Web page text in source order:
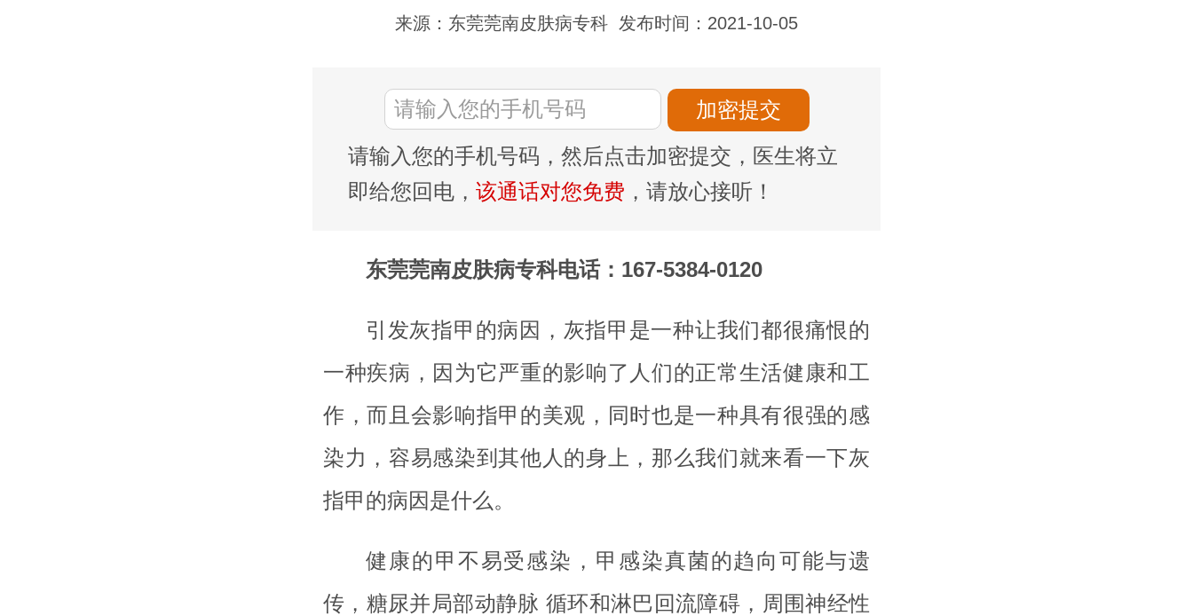
来源：东莞莞南皮肤病专科 发布时间：2021-10-05
请输入您的手机号码，然后点击加密提交，医生将立
即给您回电， 该通话对您免费 ，请放心接听！
东莞莞南皮肤病专科电话：167-5384-0120
引发灰指甲的病因，灰指甲是一种让我们都很痛恨的
一种疾病，因为它严重的影响了人们的正常生活健康和工
作，而且会影响指甲的美观，同时也是一种具有很强的感
染力，容易感染到其他人的身上，那么我们就来看一下灰
指甲的病因是什么。
健康的甲不易受感染，甲感染真菌的趋向可能与遗
传，糖尿并局部动静脉 循环和淋巴回流障碍，周围神经性